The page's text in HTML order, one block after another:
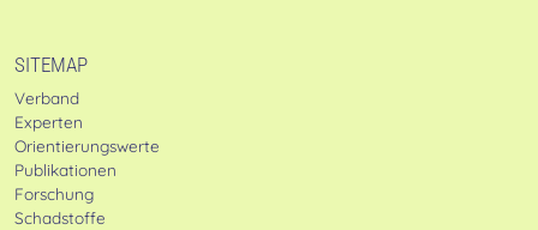
SITEMAP
Verband
Experten
Orientierungswerte
Publikationen
Forschung
Schadstoffe